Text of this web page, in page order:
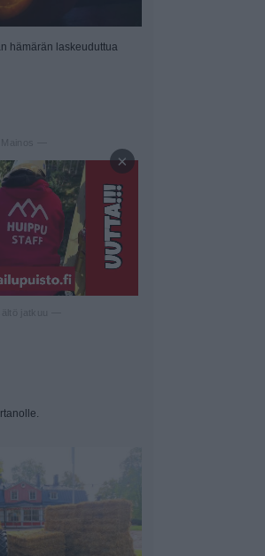
hämärän laskeuduttua
Mainos —
×